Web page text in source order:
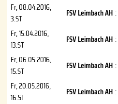
Fr, 08.04.2016,
3.ST
FSV Leimbach AH :
Fr, 15.04.2016,
13.ST
FSV Leimbach AH :
Fr, 06.05.2016,
15.ST
FSV Leimbach AH :
Fr, 20.05.2016,
16.ST
FSV Leimbach AH :